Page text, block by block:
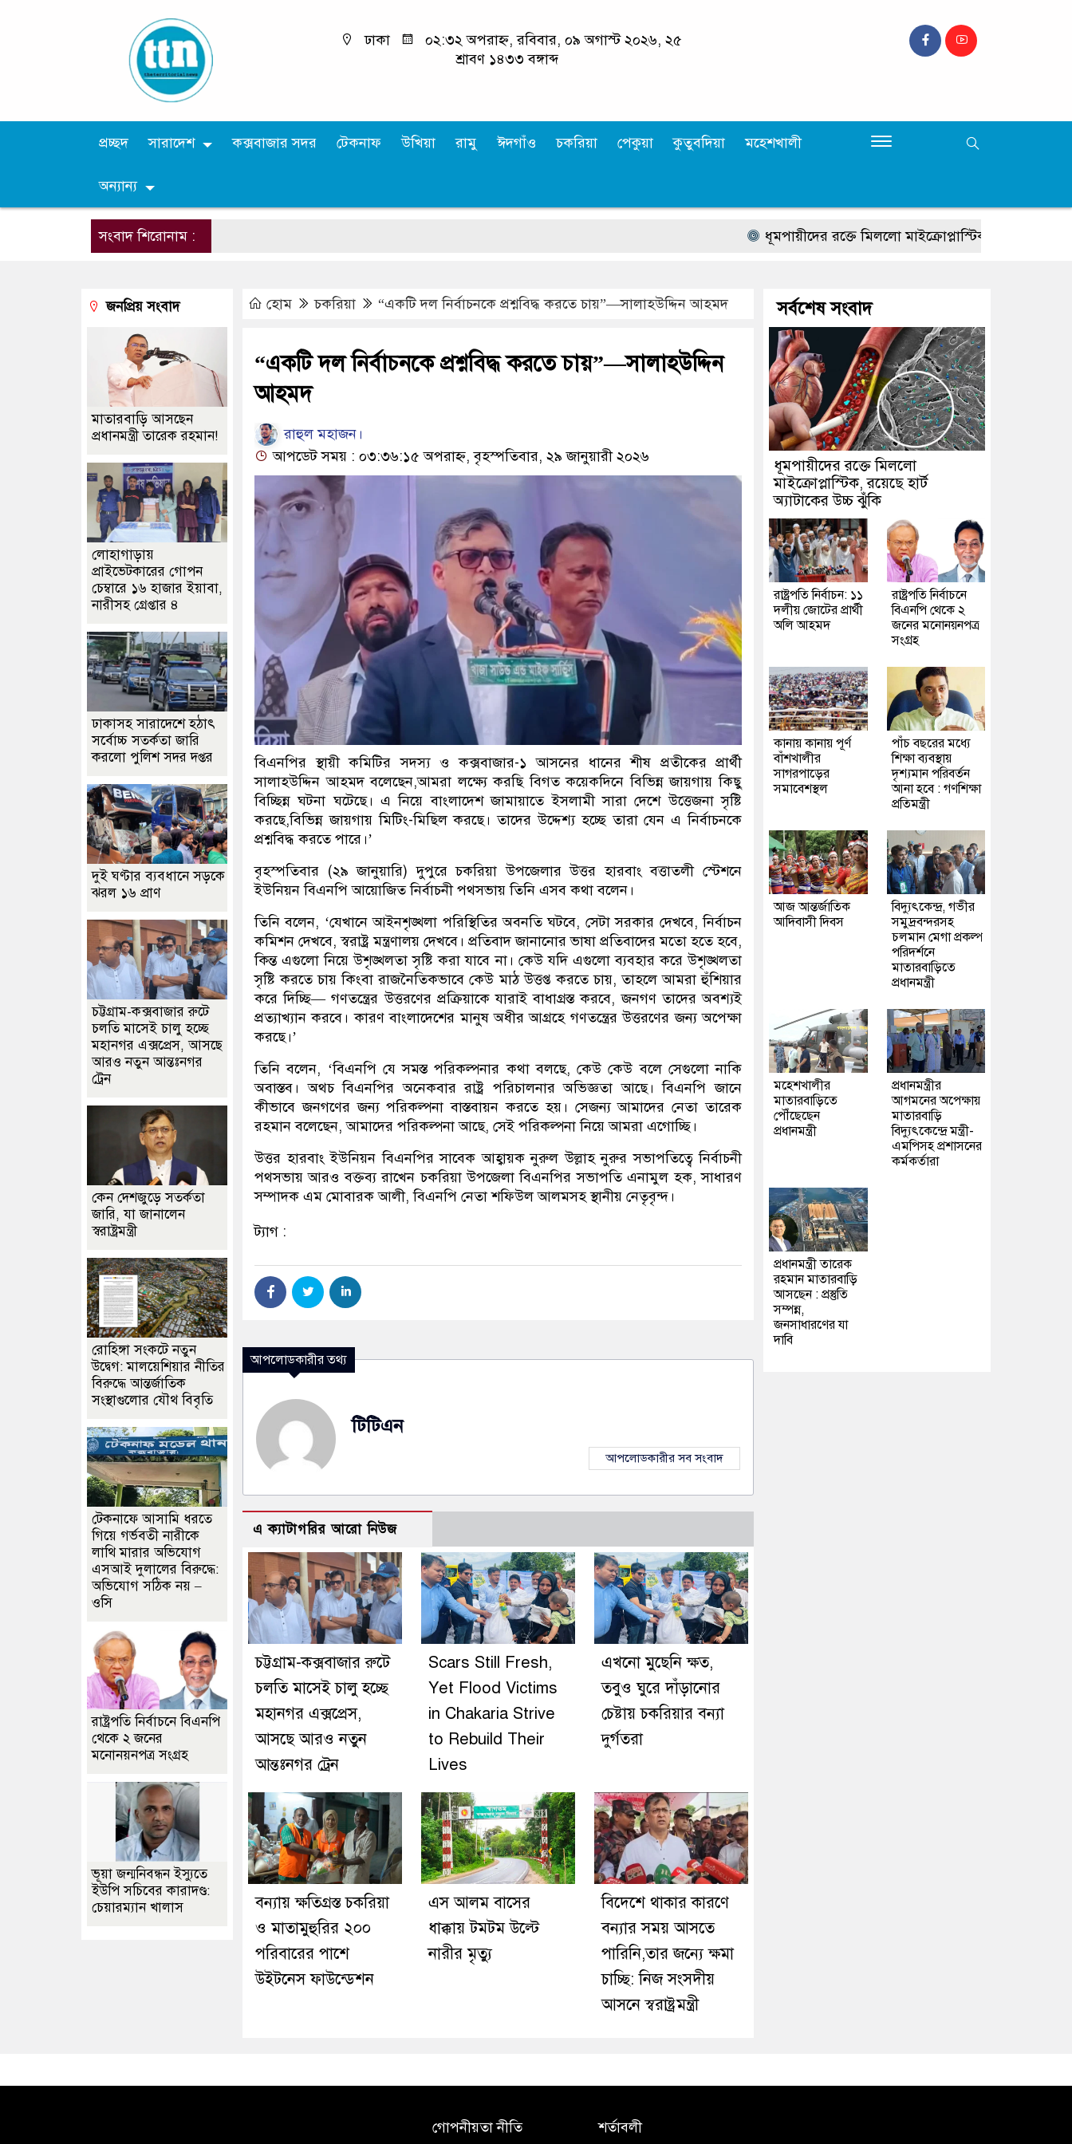
ঢাকা
০২:৩২ অপরাহ্ন, রবিবার, ০৯ অগাস্ট ২০২৬, ২৫
শ্রাবণ ১৪৩৩ বঙ্গাব্দ
প্রচ্ছদ সারাদেশ কক্সবাজার সদর টেকনাফ উখিয়া রামু ঈদগাঁও চকরিয়া পেকুয়া কুতুবদিয়া মহেশখালী
অন্যান্য
সংবাদ শিরোনাম : ধূমপায়ীদের রক্তে মিললো মাইক্রোপ্লাস্টিক, রয়েছে হার্ট
হোম চকরিয়া “একটি দল নির্বাচনকে প্রশ্নবিদ্ধ করতে চায়”—সালাহউদ্দিন আহমদ
“একটি দল নির্বাচনকে প্রশ্নবিদ্ধ করতে চায়”—সালাহউদ্দিন
আহমদ
রাহুল মহাজন।
আপডেট সময় : ০৩:৩৬:১৫ অপরাহ্ন, বৃহস্পতিবার, ২৯ জানুয়ারী ২০২৬
বিএনপির স্থায়ী কমিটির সদস্য ও কক্সবাজার-১ আসনের ধানের শীষ প্রতীকের প্রার্থী
সালাহউদ্দিন আহমদ বলেছেন,আমরা লক্ষ্যে করছি বিগত কয়েকদিনে বিভিন্ন জায়গায় কিছু
বিচ্ছিন্ন ঘটনা ঘটেছে। এ নিয়ে বাংলাদেশ জামায়াতে ইসলামী সারা দেশে উত্তেজনা সৃষ্টি
করছে,বিভিন্ন জায়গায় মিটিং-মিছিল করছে। তাদের উদ্দেশ্য হচ্ছে তারা যেন এ নির্বাচনকে
প্রশ্নবিদ্ধ করতে পারে।’
বৃহস্পতিবার (২৯ জানুয়ারি) দুপুরে চকরিয়া উপজেলার উত্তর হারবাং বত্তাতলী স্টেশনে
ইউনিয়ন বিএনপি আয়োজিত নির্বাচনী পথসভায় তিনি এসব কথা বলেন।
তিনি বলেন, ‘যেখানে আইনশৃঙ্খলা পরিস্থিতির অবনতি ঘটবে, সেটা সরকার দেখবে, নির্বাচন
কমিশন দেখবে, স্বরাষ্ট্র মন্ত্রণালয় দেখবে। প্রতিবাদ জানানোর ভাষা প্রতিবাদের মতো হতে হবে,
কিন্ত এগুলো নিয়ে উশৃঙ্খলতা সৃষ্টি করা যাবে না। কেউ যদি এগুলো ব্যবহার করে উশৃঙ্খলতা
সৃষ্টি করতে চায় কিংবা রাজনৈতিকভাবে কেউ মাঠ উত্তপ্ত করতে চায়, তাহলে আমরা হুঁশিয়ার
করে দিচ্ছি— গণতন্ত্রের উত্তরণের প্রক্রিয়াকে যারাই বাধাগ্রস্ত করবে, জনগণ তাদের অবশ্যই
প্রত্যাখ্যান করবে। কারণ বাংলাদেশের মানুষ অধীর আগ্রহে গণতন্ত্রের উত্তরণের জন্য অপেক্ষা
করছে।’
তিনি বলেন, ‘বিএনপি যে সমস্ত পরিকল্পনার কথা বলছে, কেউ কেউ বলে সেগুলো নাকি
অবাস্তব। অথচ বিএনপির অনেকবার রাষ্ট্র পরিচালনার অভিজ্ঞতা আছে। বিএনপি জানে
কীভাবে জনগণের জন্য পরিকল্পনা বাস্তবায়ন করতে হয়। সেজন্য আমাদের নেতা তারেক
রহমান বলেছেন, আমাদের পরিকল্পনা আছে, সেই পরিকল্পনা নিয়ে আমরা এগোচ্ছি।
উত্তর হারবাং ইউনিয়ন বিএনপির সাবেক আহ্বায়ক নুরুল উল্লাহ নুরুর সভাপতিত্বে নির্বাচনী
পথসভায় আরও বক্তব্য রাখেন চকরিয়া উপজেলা বিএনপির সভাপতি এনামুল হক, সাধারণ
সম্পাদক এম মোবারক আলী, বিএনপি নেতা শফিউল আলমসহ স্থানীয় নেতৃবৃন্দ।
ট্যাগ :
আপলোডকারীর তথ্য
টিটিএন
আপলোডকারীর সব সংবাদ
এ ক্যাটাগরির আরো নিউজ
চট্টগ্রাম-কক্সবাজার রুটে
চলতি মাসেই চালু হচ্ছে
মহানগর এক্সপ্রেস,
আসছে আরও নতুন
আন্তঃনগর ট্রেন
Scars Still Fresh,
Yet Flood Victims
in Chakaria Strive
to Rebuild Their
Lives
এখনো মুছেনি ক্ষত,
তবুও ঘুরে দাঁড়ানোর
চেষ্টায় চকরিয়ার বন্যা
দুর্গতরা
বন্যায় ক্ষতিগ্রস্ত চকরিয়া
ও মাতামুহুরির ২০০
পরিবারের পাশে
উইটনেস ফাউন্ডেশন
এস আলম বাসের
ধাক্কায় টমটম উল্টে
নারীর মৃত্যু
বিদেশে থাকার কারণে
বন্যার সময় আসতে
পারিনি,তার জন্যে ক্ষমা
চাচ্ছি: নিজ সংসদীয়
আসনে স্বরাষ্ট্রমন্ত্রী
জনপ্রিয় সংবাদ
মাতারবাড়ি আসছেন
প্রধানমন্ত্রী তারেক রহমান!
লোহাগাড়ায়
প্রাইভেটকারের গোপন
চেম্বারে ১৬ হাজার ইয়াবা,
নারীসহ গ্রেপ্তার ৪
ঢাকাসহ সারাদেশে হঠাৎ
সর্বোচ্চ সতর্কতা জা‌রি
করলো পুলিশ সদর দপ্তর
দুই ঘণ্টার ব্যবধানে সড়কে
ঝরল ১৬ প্রাণ
চট্টগ্রাম-কক্সবাজার রুটে
চলতি মাসেই চালু হচ্ছে
মহানগর এক্সপ্রেস, আসছে
আরও নতুন আন্তঃনগর
ট্রেন
কেন দেশজুড়ে সতর্কতা
জারি, যা জানালেন
স্বরাষ্ট্রমন্ত্রী
রোহিঙ্গা সংকটে নতুন
উদ্বেগ: মালয়েশিয়ার নীতির
বিরুদ্ধে আন্তর্জাতিক
সংস্থাগুলোর যৌথ বিবৃতি
টেকনাফে আসামি ধরতে
গিয়ে গর্ভবতী নারীকে
লাথি মারার অভিযোগ
এসআই দুলালের বিরুদ্ধে:
অভিযোগ সঠিক নয় –
ওসি
রাষ্ট্রপতি নির্বাচনে বিএনপি
থেকে ২ জনের
মনোনয়নপত্র সংগ্রহ
ভূয়া জন্মনিবন্ধন ইস্যুতে
ইউপি সচিবের কারাদণ্ড:
চেয়ারম্যান খালাস
সর্বশেষ সংবাদ
ধূমপায়ীদের রক্তে মিললো
মাইক্রোপ্লাস্টিক, রয়েছে হার্ট
অ্যাটাকের উচ্চ ঝুঁকি
রাষ্ট্রপতি নির্বাচন: ১১
দলীয় জোটের প্রার্থী
অলি আহমদ
রাষ্ট্রপতি নির্বাচনে
বিএনপি থেকে ২
জনের মনোনয়নপত্র
সংগ্রহ
কানায় কানায় পূর্ণ
বাঁশখালীর
সাগরপাড়ের
সমাবেশস্থল
পাঁচ বছরের মধ্যে
শিক্ষা ব্যবস্থায়
দৃশ্যমান পরিবর্তন
আনা হবে : গণশিক্ষা
প্রতিমন্ত্রী
আজ আন্তর্জাতিক
আদিবাসী দিবস
বিদ্যুৎকেন্দ্র, গভীর
সমুদ্রবন্দরসহ
চলমান মেগা প্রকল্প
পরিদর্শনে
মাতারবাড়িতে
প্রধানমন্ত্রী
মহেশখালীর
মাতারবাড়িতে
পৌঁছেছেন
প্রধানমন্ত্রী
প্রধানমন্ত্রীর
আগমনের অপেক্ষায়
মাতারবাড়ি
বিদ্যুৎকেন্দ্রে মন্ত্রী-
এমপিসহ প্রশাসনের
কর্মকর্তারা
প্রধানমন্ত্রী তারেক
রহমান মাতারবাড়ি
আসছেন : প্রস্তুতি
সম্পন্ন,
জনসাধারণের যা
দাবি
গোপনীয়তা নীতি শর্তাবলী